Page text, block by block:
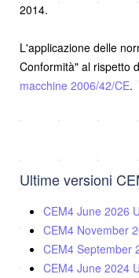
2014.
L'applicazione delle
Conformità" al rispetto
macchine 2006/42/CE.
Ultime versioni
CEM4 June 2026
CEM4 November
CEM4 September
CEM4 June 2024